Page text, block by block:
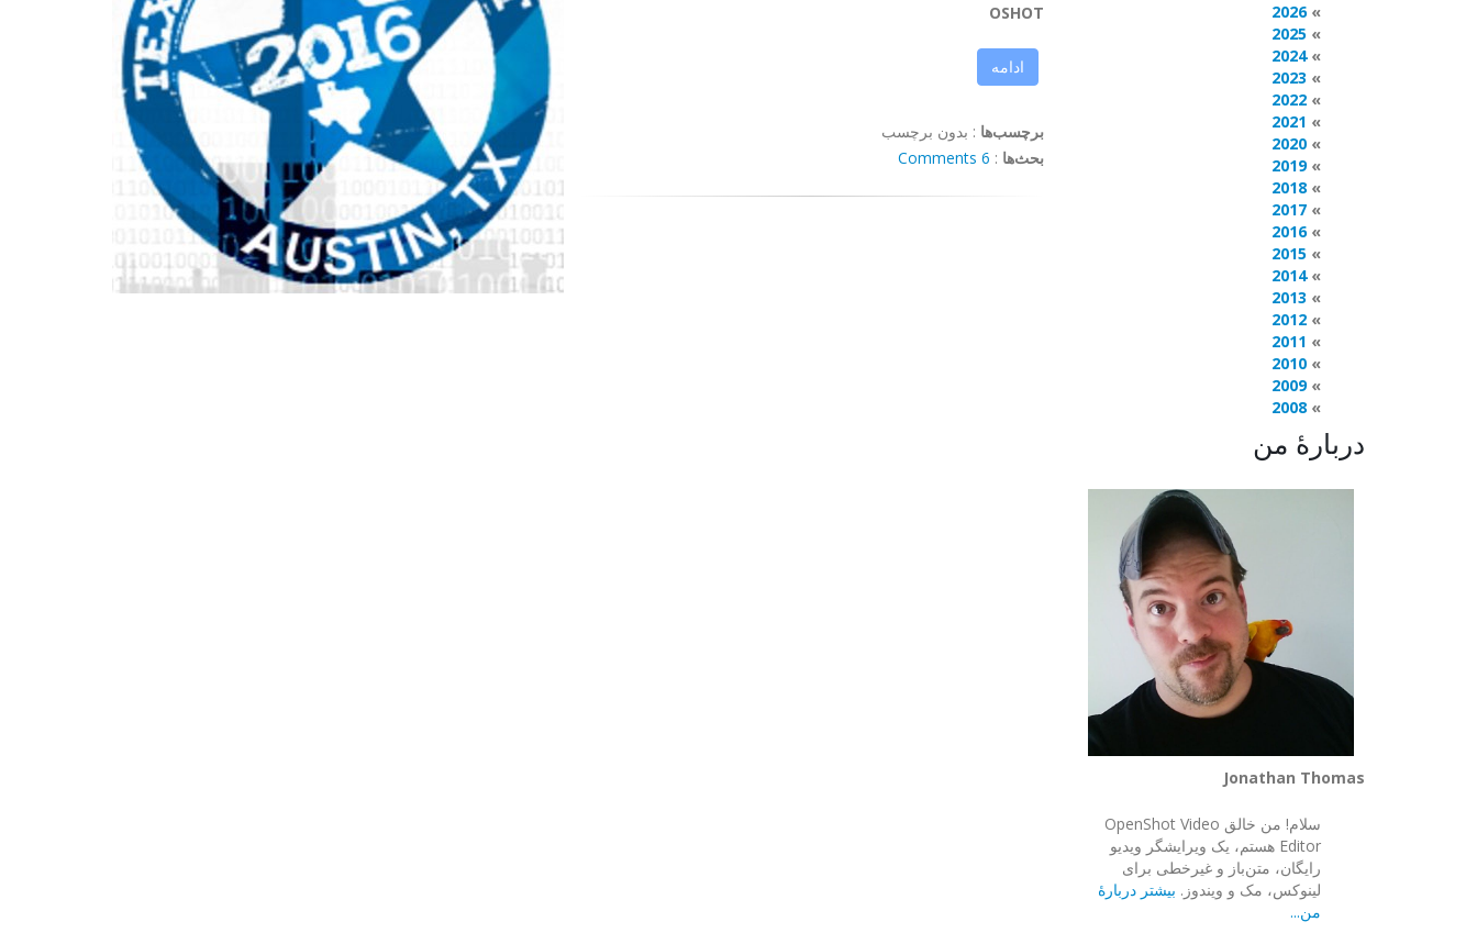
OSHOT
ادامه
برچسب‌ها : بدون برچسب
بحث‌ها :
6 Comments
2026
2025
2024
2023
2022
2021
2020
2019
2018
2017
2016
2015
2014
2013
2012
2011
2010
2009
2008
دربارهٔ من
Jonathan Thomas
سلام! من خالق OpenShot Video
Editor هستم، یک ویرایشگر ویدیو
رایگان، متن‌باز و غیرخطی برای
لینوکس، مک و ویندوز. بیشتر دربارهٔ
من...